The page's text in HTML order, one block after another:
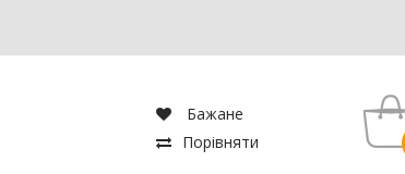
Бажане
Порівняти